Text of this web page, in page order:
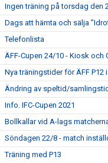
Ingen träning på torsdag den
Dags att hämta och sälja
Telefonlista
ÄFF-Cupen 24/10 - Kiosk och
Nya träningstider för ÄFF P12
Ändring av speltid/
Info. IFC-Cupen 2021
Bollkallar vid A-lags
Söndagen 22/8 - match
Träning med P13